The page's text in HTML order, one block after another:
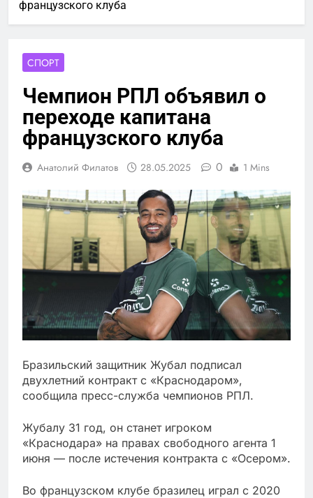
французского клуба
СПОРТ
Чемпион РПЛ объявил о
переходе капитана
французского клуба
Анатолий Филатов 28.05.2025 0 1 Mins
Бразильский защитник Жубал подписал
двухлетний контракт с «Краснодаром»,
сообщила пресс-служба чемпионов РПЛ.
Жубалу 31 год, он станет игроком
«Краснодара» на правах свободного агента 1
июня — после истечения контракта с «Осером».
Во французском клубе бразилец играл с 2020